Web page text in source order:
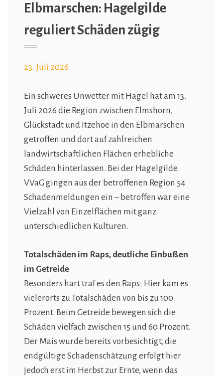
Elbmarschen: Hagelgilde
reguliert Schäden zügig
23. Juli 2026
Ein schweres Unwetter mit Hagel hat am 13.
Juli 2026 die Region zwischen Elmshorn,
Glückstadt und Itzehoe in den Elbmarschen
getroffen und dort auf zahlreichen
landwirtschaftlichen Flächen erhebliche
Schäden hinterlassen. Bei der Hagelgilde
VVaG gingen aus der betroffenen Region 54
Schadenmeldungen ein – betroffen war eine
Vielzahl von Einzelflächen mit ganz
unterschiedlichen Kulturen.
Totalschäden im Raps, deutliche Einbußen
im Getreide
Besonders hart traf es den Raps: Hier kam es
vielerorts zu Totalschäden von bis zu 100
Prozent. Beim Getreide bewegen sich die
Schäden vielfach zwischen 15 und 60 Prozent.
Der Mais wurde bereits vorbesichtigt, die
endgültige Schadenschätzung erfolgt hier
jedoch erst im Herbst zur Ernte, wenn das